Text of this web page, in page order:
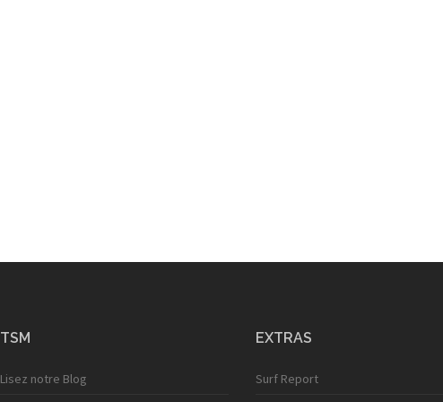
TSM
Lisez notre Blog
EXTRAS
Surf Report